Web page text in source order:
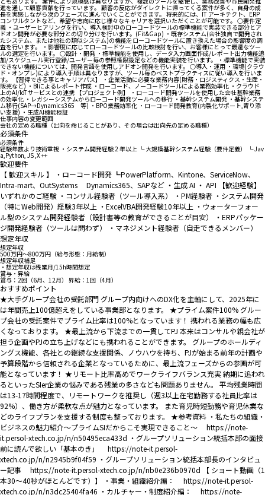
進を通して顧客貢献を行っています。 顧客の反応がダイレクトに帰ってくる案件が多く、自身の成
長を実感しながら次のフェーズに進んでいくことができます。 将来的には、IT アーキテクト、ERP
コンサルタントなど、希望や志向に応じ様々なキャリアを選択いただくことが可能です。 ○要件定
義 ・ユーザーヒアリングを行い、導入検討中のローコードツールの標準機能で実装できる部分とア
ドオン開発が必要な部分との切り分けを行います。(Fit&Gap) ・既存システム(会社独自で開発され
たシステム、または他社の類似システム)の機能をローコードツールに置き換えた場合の影響度の調
査を行います。 ・影響度に応じてローコードツールの比較検討を行い、お客様にとって最適なツー
ルの選定を行います。 ○設計・開発 ・標準機能を使用し、データ入力画面作成/レポート出力機能追
加/スケジュール実行登録/ユーザー毎の参照権限設定などの機能実装を行います。 ・標準機能で実装
できない機能については、開発言語を使用しアドオン開発を行います。 ○導入・運用 ・環境(クラウ
ド・オンプレ)により導入手順は異なりますが、ツール毎のベストプラクティスに従い導入を行いま
す。 【習得できる事とキャリアパス】 ・企業活動に必要な業務内容(財務・ロジスティクス・生産・
販売など) ・BIによるレポート作成 ・ローコード、ノーコードツールによる業務効率化 ・クラウド
上のAI/IoTサービスとの連携 【プロジェクト例】 ・ローコード開発ツールを使用した会社基幹業務
の効率化 ・レガシーシステムからローコード開発ツールへの移行 ・基幹システム開発 ・基幹システ
ム移行(SAP→Dynamics365 等) ・BPO業務効率化 ・ローコード開発教育(内製化サポート,寄り添
い支援) ・生成AI機能検証
仕事内容の変更範囲
会社の定める職種（出向を命じることがあり、その場合は出向先の定める職種）
必須条件
必須条件
経験年数より技術重視 ・システム開発経験 2 年以上 └ 大規模基幹システム経験（要件定義） └ Jav
a,Python, JS ,X ++
歓迎要件
【 歓迎スキル 】 ・ローコード開発 ┗PowerPlatform、Kintone、ServiceNow、
Intra-mart、OutSystems Dynamics365、SAPなど ・生成 AI ・ API 【歓迎経験】
いずれかのご経験 ・コンサル経験者（ツール導入系） ・PM経験者 ・システム開発
（特にWeb開発）経験3年以上 ・ExcelVBA開発経験10年以上 ・ウォーターフォー
ル型のシステム開発経験者（設計書等の教育ができることが目安） ・ERPパッケー
ジ開発経験者（ツールは問わず） ・マネジメント経験者（自走できるメンバー）
想定年収
想定年収
500万円〜800万円（給与形態：月給制）
想定年収補足
・想定年収は残業月/15h時間想定
賞与・昇給
賞与：2回（6月、12月） 昇給：1回（4月）
おすすめポイント
★大手グループ会社の受託部門 グループ内向けへのDX化を主軸にして、2025年に
は年間売上100億超えをしている事業部となります。 ★プライム案件100% グルー
プ会社の受託案件でプライム比率は100%となっています！ 携われる業務の幅も広
くなっております。 ★最上流から下流までの一貫してPJ 本来はコンサルや親会社が
担う企画やPJの立ち上げなどにも携われることができます。 グループのホールディ
ングス機能、各社との継続な支援関係、ノウハウを持ち、PJが始まる前年の計画や
予算段階から信頼される企業となっているために、最上流フェーズからの参画が可
能となっています！ ★リモート比率高めでワークライフバランス充実 納期に追われ
るといったSIer企業の悩みである残業の多さなども問題ありません。 平均残業時間
は13-17時間程度で、リモートワークを推奨し（週3以上在宅勤務する社員比率は
92%）、働き方が柔軟な点が魅力となっています。 また育児時短勤務や育児休業な
どのライフプランを支援する制度も整っております。 ★参考資料 ・私たちの組織・
ビジネスの魅力紹介～プライムSIだからこそ実現できること～ https://note-
it.persol-xtech.co.jp/n/n50495eca433d ・グループソリューション統括本部の面接
前に読んで欲しい「基本のき」 https://note-it.persol-
xtech.co.jp/n/n2945b9f04f59 ・グループソリューション統括本部長のインタビュ
ー記事 https://note-it.persol-xtech.co.jp/n/nb0e236b0970d 【 ショート動画（1
本30～40秒がほとんどです）】 ・事業・組織紹介編： https://note-it.persol-
xtech.co.jp/n/n3dc25404fa46 ・カルチャー・制度紹介編： https://note-